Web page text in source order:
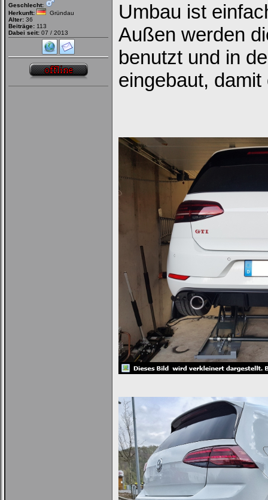
Geschlecht:
Herkunft:
Gründau
Alter: 36
Beiträge: 113
Dabei seit: 07 / 2013
Umbau ist
Außen werden
benutzt und in
eingebaut,